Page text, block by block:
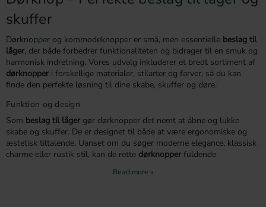
skuffer
Dørknopper og kommodeknopper er små, men essentielle beslag til
låger, der både forbedrer funktionaliteten og bidrager til en smuk og
harmonisk indretning. Vores udvalg inkluderer et bredt sortiment af
dørknopperi forskellige materialer, stilarter og farver, så du kan
finde den perfekte løsning til dine skabe, skuffer og døre.
Funktion og design
Som beslag til lågergør dørknopper det nemt at åbne og lukke
skabe og skuffer. De er designet til både at være ergonomiske og
æstetisk tiltalende. Uanset om du søger moderne elegance, klassisk
charme eller rustik stil, kan de rette dørknopperfuldende